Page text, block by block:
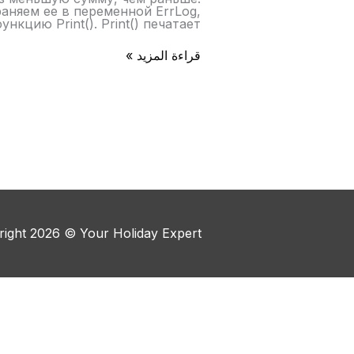
ее в переменной ErrLog,
Print(). Print() печатает […]
قراءة المزيد »
2026 © Your Holiday Expert